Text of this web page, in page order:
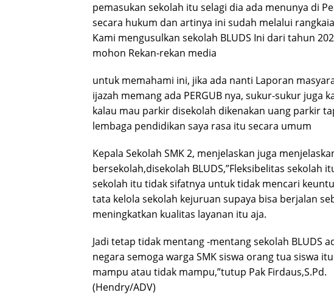
pemasukan sekolah itu selagi dia ada menunya di
secara hukum dan artinya ini sudah melalui
Kami mengusulkan sekolah BLUDS Ini dari tahun
mohon Rekan-rekan media
untuk memahami ini, jika ada nanti Laporan
ijazah memang ada PERGUB nya, sukur-sukur juga
kalau mau parkir disekolah dikenakan uang parkir
lembaga pendidikan saya rasa itu secara umum
Kepala Sekolah SMK 2, menjelaskan juga
bersekolah,disekolah BLUDS,”Fleksibelitas sekolah
sekolah itu tidak sifatnya untuk tidak mencari
tata kelola sekolah kejuruan supaya bisa berjalan
meningkatkan kualitas layanan itu aja.
Jadi tetap tidak mentang -mentang sekolah BLUDS
negara semoga warga SMK siswa orang tua siswa
mampu atau tidak mampu,”tutup Pak Firdaus,S.Pd.
(Hendry/ADV)